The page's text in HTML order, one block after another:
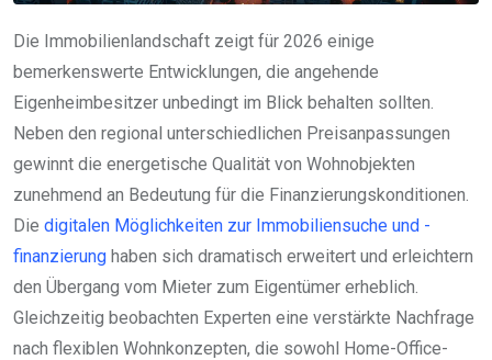
Die Immobilienlandschaft zeigt für 2026 einige
bemerkenswerte Entwicklungen, die angehende
Eigenheimbesitzer unbedingt im Blick behalten sollten.
Neben den regional unterschiedlichen Preisanpassungen
gewinnt die energetische Qualität von Wohnobjekten
zunehmend an Bedeutung für die Finanzierungskonditionen.
Die digitalen Möglichkeiten zur Immobiliensuche und -
finanzierung haben sich dramatisch erweitert und erleichtern
den Übergang vom Mieter zum Eigentümer erheblich.
Gleichzeitig beobachten Experten eine verstärkte Nachfrage
nach flexiblen Wohnkonzepten, die sowohl Home-Office-